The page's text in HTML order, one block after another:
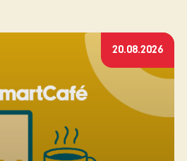
20.08.2026